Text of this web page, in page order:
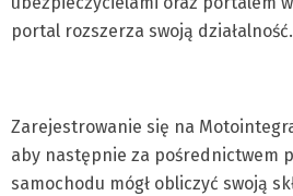
portal rozszerza swoją działalność.
Zarejestrowanie się na
aby następnie za pośrednictwem
samochodu mógł obliczyć swoją